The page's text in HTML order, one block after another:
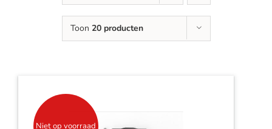
Services
Vacatures
Toon 20 producten
Niet op voorraad